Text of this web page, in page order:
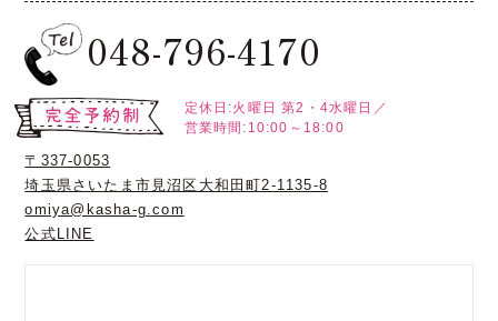
048-796-4170
定休日:火曜日 第2・4水曜日／
営業時間:10:00～18:00
〒337-0053
埼玉県さいたま市見沼区大和田町2-1135-8
omiya@kasha-g.com
公式LINE